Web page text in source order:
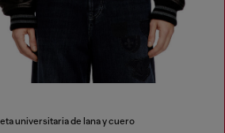
universitaria de lana y cuero